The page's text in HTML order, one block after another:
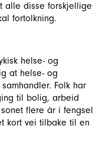
alle disse forskjellige
fortolkning.
helse- og
at helse- og
Folk har
til bolig, arbeid
flere år i fengsel
kort vei tilbake til en